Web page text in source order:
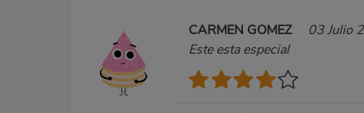
CARMEN GOMEZ
03 Julio
Este esta especial